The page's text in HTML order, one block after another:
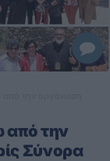
από την
Σύνορα